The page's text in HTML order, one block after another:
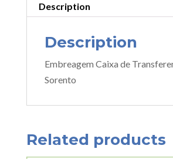
Description
Description
Embreagem Caixa de
Sorento
Related products